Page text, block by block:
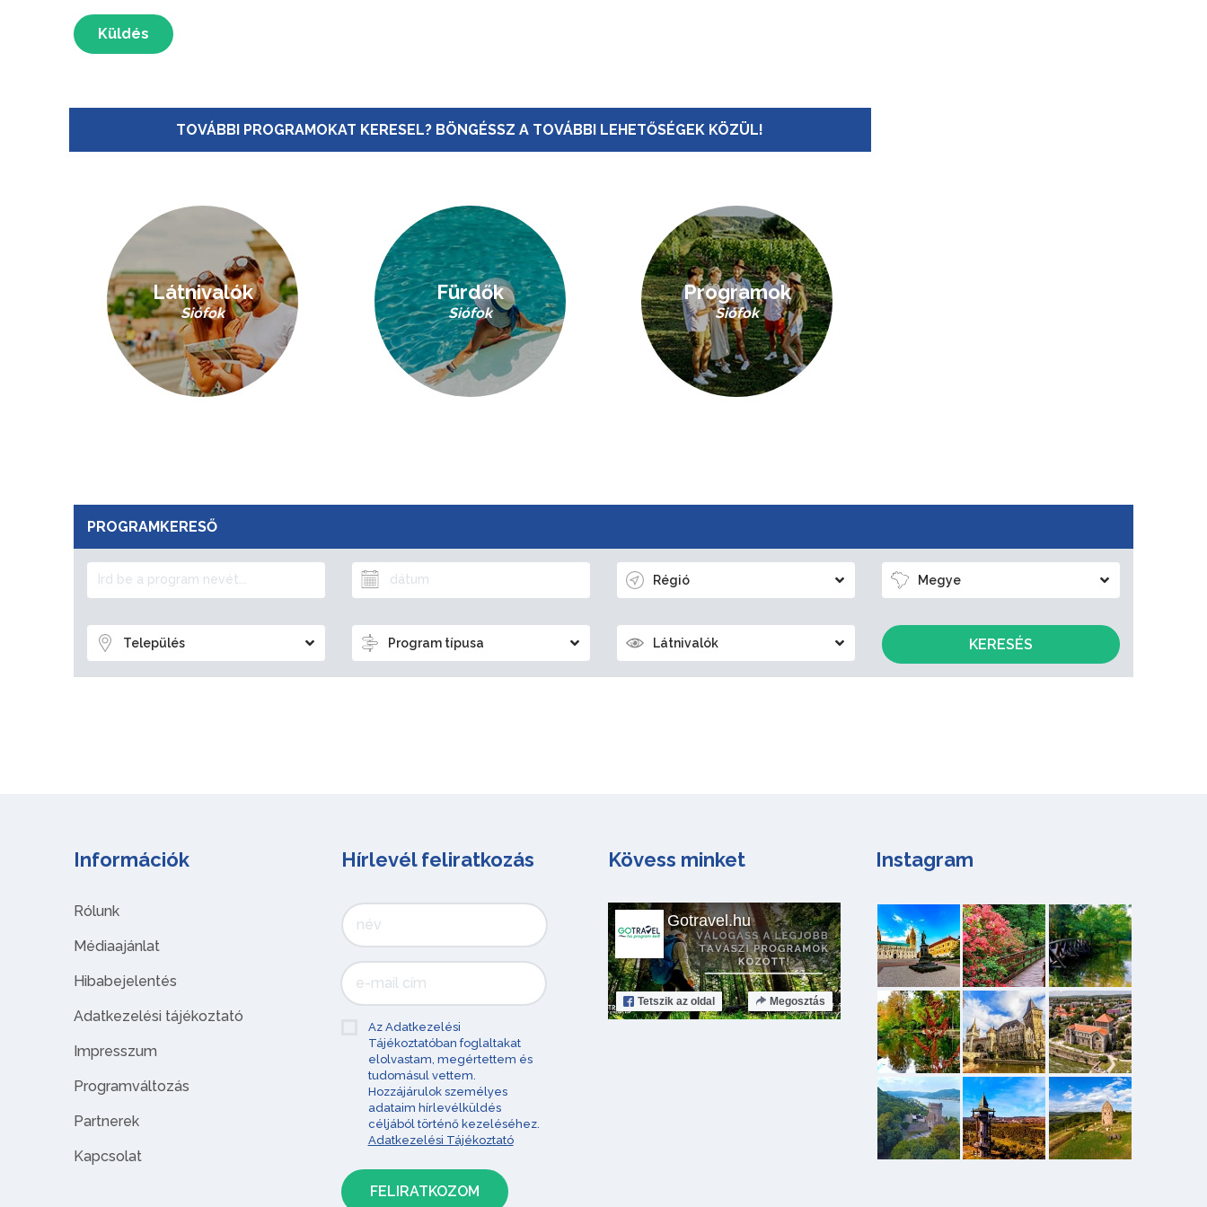
Küldés
TOVÁBBI PROGRAMOKAT KERESEL? BÖNGÉSSZ A TOVÁBBI LEHETŐSÉGEK KÖZÜL!
Látnivalók
Siófok
Fürdők
Siófok
Programok
Siófok
PROGRAMKERESŐ
Régió Megye
Település Program típusa Látnivalók KERESÉS
Információk
Rólunk
Médiaajánlat
Hibabejelentés
Adatkezelési tájékoztató
Impresszum
Programváltozás
Partnerek
Kapcsolat
Hírlevél feliratkozás
Az Adatkezelési
Tájékoztatóban foglaltakat
elolvastam, megértettem és
tudomásul vettem.
Hozzájárulok személyes
adataim hírlevélküldés
céljából történő kezeléséhez.
Adatkezelési Tájékoztató
Kövess minket
Gotravel.hu
Tetszik az oldal Megosztás
Instagram